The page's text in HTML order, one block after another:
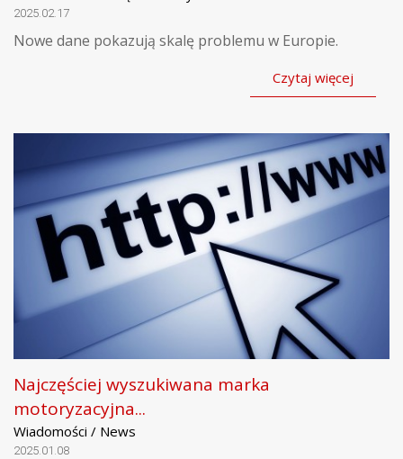
2025.02.17
Nowe dane pokazują skalę problemu w Europie.
Czytaj więcej
Najczęściej wyszukiwana marka
motoryzacyjna...
Wiadomości / News
2025.01.08